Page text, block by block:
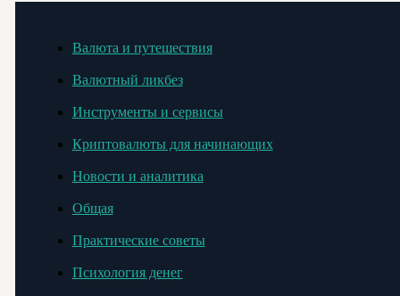
Валюта и путешествия
Валютный ликбез
Инструменты и сервисы
Криптовалюты для начинающих
Новости и аналитика
Общая
Практические советы
Психология денег